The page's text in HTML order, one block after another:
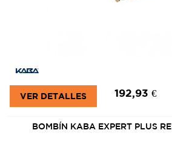
192,93 €
VER DETALLES
BOMBÍN KABA EXPERT PLUS